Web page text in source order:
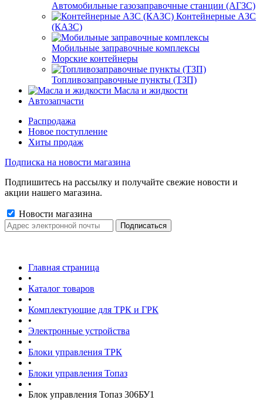
Автомобильные газозаправочные станции (АГЗС)
Контейнерные АЗС
(КАЗС)
Мобильные заправочные комплексы
Морские контейнеры
Топливозаправочные пункты (ТЗП)
Масла и жидкости
Автозапчасти
Распродажа
Новое поступление
Хиты продаж
Подписка на новости магазина
Подпишитесь на рассылку и получайте свежие новости и
акции нашего магазина.
Новости магазина
Главная страница
•
Каталог товаров
•
Комплектующие для ТРК и ГРК
•
Электронные устройства
•
Блоки управления ТРК
•
Блоки управления Топаз
•
Блок управления Топаз 306БУ1